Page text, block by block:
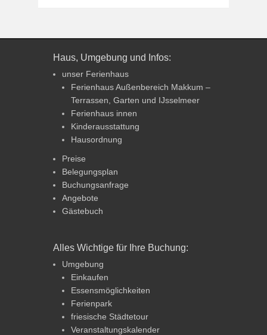
Haus, Umgebung und Infos:
unser Ferienhaus
Ferienhaus Außenbereich Makkum –
Terrassen, Garten und IJsselmeer
Ferienhaus innen
Kinderausstattung
Hausordnung
Preise
Belegungsplan
Buchungsanfrage
Angebote
Gästebuch
Alles Wichtige für Ihre Buchung:
Umgebung
Einkaufen
Essensmöglichkeiten
Ferienpark
friesische Städtetour
Veranstaltungskalender